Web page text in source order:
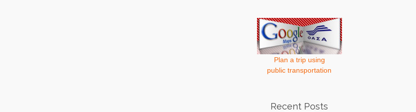
Plan a trip using
public transportation
Recent Posts